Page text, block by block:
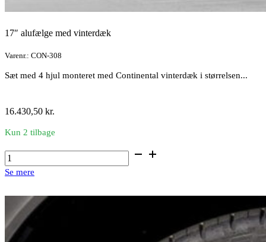
17″ alufælge med vinterdæk
Varenr.: CON-308
Sæt med 4 hjul monteret med Continental vinterdæk i størrelsen...
16.430,50 kr.
Kun 2 tilbage
17"
alufælge
med
Se mere